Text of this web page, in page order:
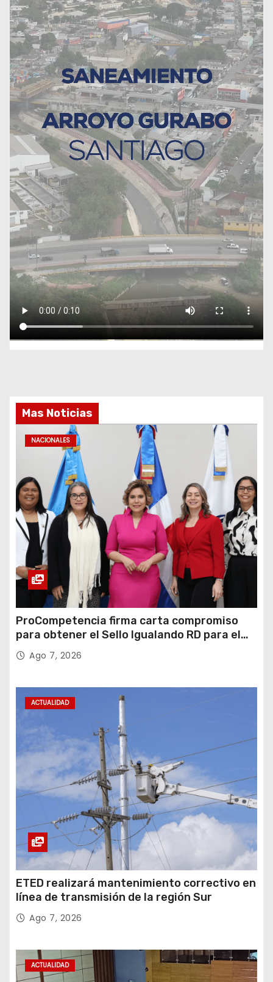
Mas Noticias
NACIONALES
ProCompetencia firma carta compromiso
para obtener el Sello Igualando RD para el
Sector Público
Ago 7, 2026
ACTUALIDAD
ETED realizará mantenimiento correctivo en
línea de transmisión de la región Sur
Ago 7, 2026
ACTUALIDAD